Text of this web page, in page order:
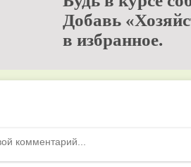
Добавь
в избранное.